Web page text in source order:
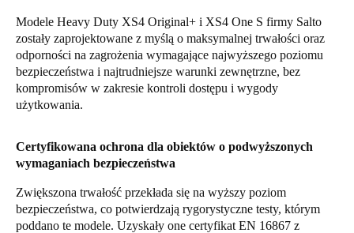
Italy
Italiano
Russia
Russian
Poland
Polski
Czech Republic
Čeština
Modele Heavy Duty XS4 Original+ i XS4 One S firmy Salto
zostały zaprojektowane z myślą o maksymalnej trwałości oraz
odporności na zagrożenia wymagające najwyższego poziomu
bezpieczeństwa i najtrudniejsze warunki zewnętrzne, bez
kompromisów w zakresie kontroli dostępu i wygody
użytkowania.
Certyfikowana ochrona dla obiektów o podwyższonych
wymaganiach bezpieczeństwa
Zwiększona trwałość przekłada się na wyższy poziom
bezpieczeństwa, co potwierdzają rygorystyczne testy, którym
poddano te modele. Uzyskały one certyfikat EN 16867 z